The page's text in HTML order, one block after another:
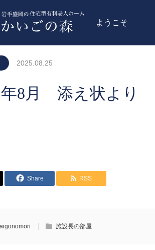
ようこそ
2025.08.25
8月 添え状より
Share RSS
施設長の部屋